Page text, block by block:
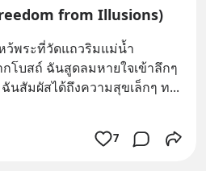
from Illusions)
พระที่วัดแถวริมแม่น้ำ
กโบสถ์ ฉันสูดลมหายใจเข้าลึกๆ
นสัมผัสได้ถึงความสุขเล็กๆ ท
7